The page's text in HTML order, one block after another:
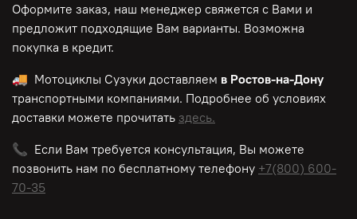
Оформите заказ, наш менеджер свяжется с Вами и
предложит подходящие Вам варианты. Возможна
покупка в кредит.
🚚 Мотоциклы Сузуки доставляем в Ростов-на-Дону
транспортными компаниями. Подробнее об условиях
доставки можете прочитать здесь.
📞 Если Вам требуется консультация, Вы можете
позвонить нам по бесплатному телефону +7(800) 600-
70-35